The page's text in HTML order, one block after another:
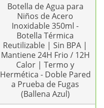
Botella de Agua para
Niños de Acero
Inoxidable 350ml -
Botella Térmica
Reutilizable | Sin BPA |
Mantiene 24H Frio / 12H
Calor | Termo y
Hermética - Doble Pared
a Prueba de Fugas
(Ballena Azul)